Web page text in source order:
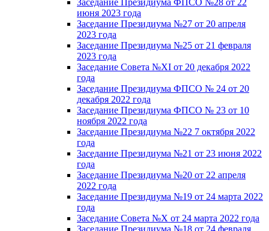
июня 2023 года
Заседание Президиума №27 от 20 апреля
2023 года
Заседание Президиума №25 от 21 февраля
2023 года
Заседание Совета №XI от 20 декабря 2022
года
Заседание Президиума ФПСО № 24 от 20
декабря 2022 года
Заседание Президиума ФПСО № 23 от 10
ноября 2022 года
Заседание Президиума №22 7 октября 2022
года
Заседание Президиума №21 от 23 июня 2022
года
Заседание Президиума №20 от 22 апреля
2022 года
Заседание Президиума №19 от 24 марта 2022
года
Заседание Совета №X от 24 марта 2022 года
Заседание Президиума №18 от 24 февраля